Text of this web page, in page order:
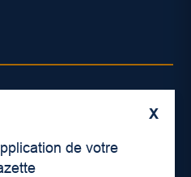
X
de votre